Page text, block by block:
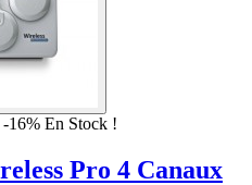
-16% En Stock !
Pro 4 Canaux